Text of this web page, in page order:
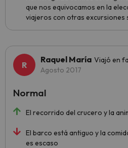
que nos equivocamos en la
viajeros con otras excursiones
Raquel María Viajó en
Agosto 2017
El recorrido del crucero y la
El barco está antiguo y la
es escaso
Normal